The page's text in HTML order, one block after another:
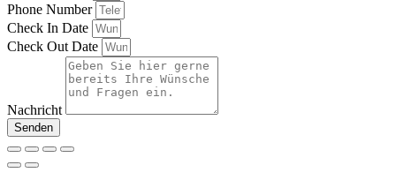
Phone Number
Check In Date
Check Out Date
Nachricht
Senden